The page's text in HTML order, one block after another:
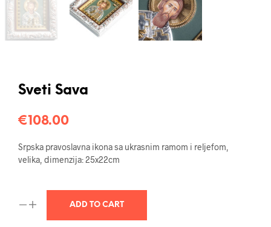
Sveti Sava
€108.00
Srpska pravoslavna ikona sa ukrasnim ramom i reljefom,
velika, dimenzija: 25x22cm
ADD TO CART